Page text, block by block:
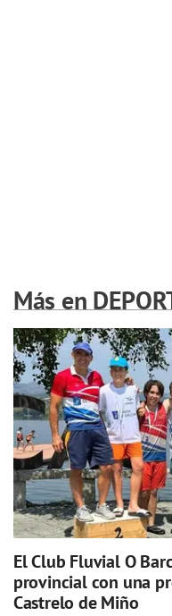
Más en
El Club Fluvial O
provincial con una
Castrelo de Miño